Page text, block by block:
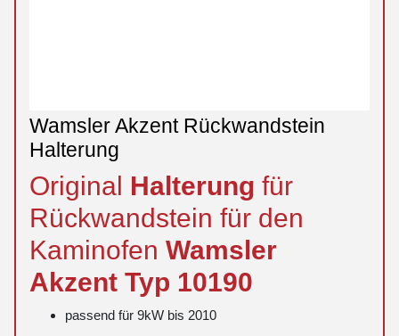
Wamsler Akzent Rückwandstein
Halterung
Original Halterung für
Rückwandstein für den
Kaminofen Wamsler
Akzent Typ 10190
passend für 9kW bis 2010